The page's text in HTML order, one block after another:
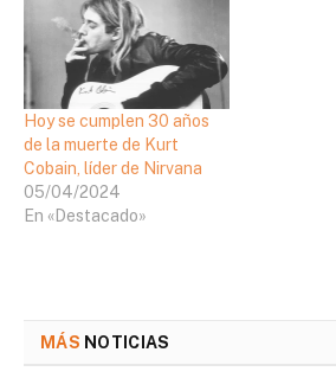
Hoy se cumplen 30 años
de la muerte de Kurt
Cobain, líder de Nirvana
05/04/2024
En «Destacado»
MÁS NOTICIAS